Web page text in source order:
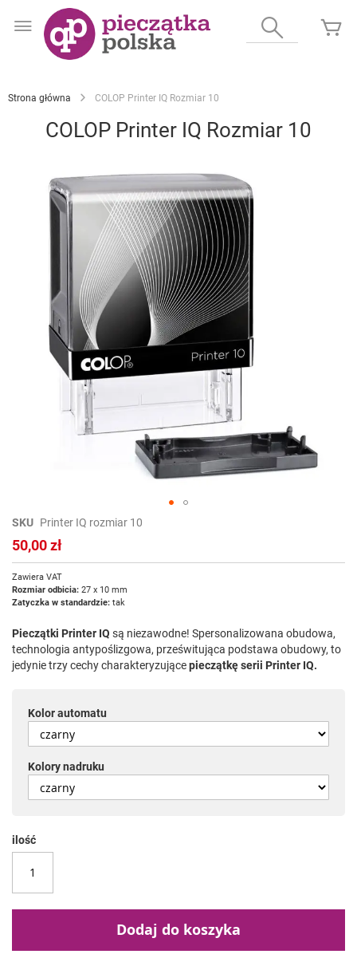
do
Wyszukaj
Strona główna COLOP Printer IQ Rozmiar 10
COLOP Printer IQ Rozmiar 10
Przejdź
na
początek
SKU Printer IQ rozmiar 10
50,00 zł
Zawiera VAT
Rozmiar odbicia: 27 x 10 mm
Zatyczka w standardzie: tak
Pieczątki Printer IQ są niezawodne! Spersonalizowana obudowa,
technologia antypoślizgowa, prześwitująca podstawa obudowy, to
jedynie trzy cechy charakteryzującepieczątkę serii Printer IQ.
Kolor automatu
Kolory nadruku
ilość
Dodaj do koszyka